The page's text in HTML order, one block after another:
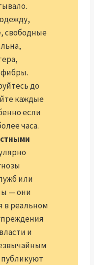
свободные
до
каждые
если
часа.
или
— они
в реальном
и